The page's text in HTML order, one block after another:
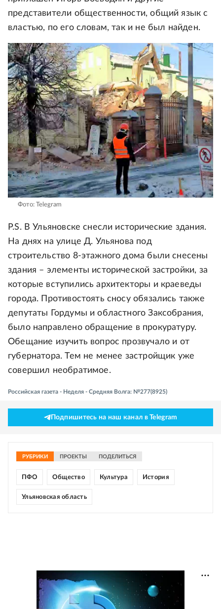
представители общественности, общий язык с
властью, по его словам, так и не был найден.
Фото: Telegram
P.S. В Ульяновске снесли исторические здания.
На днях на улице Д. Ульянова под
строительство 8-этажного дома были снесены
здания – элементы исторической застройки, за
которые вступились архитекторы и краеведы
города. Противостоять сносу обязались также
депутаты Гордумы и областного Заксобрания,
было направлено обращение в прокуратуру.
Обещание изучить вопрос прозвучало и от
губернатора. Тем не менее застройщик уже
совершил необратимое.
Российская газета - Неделя - Средняя Волга: №277(8925)
Подпишитесь на наш канал в Telegram
РУБРИКИ ПРОЕКТЫ ПОДЕЛИТЬСЯ
ПФО Общество Культура История
Ульяновская область